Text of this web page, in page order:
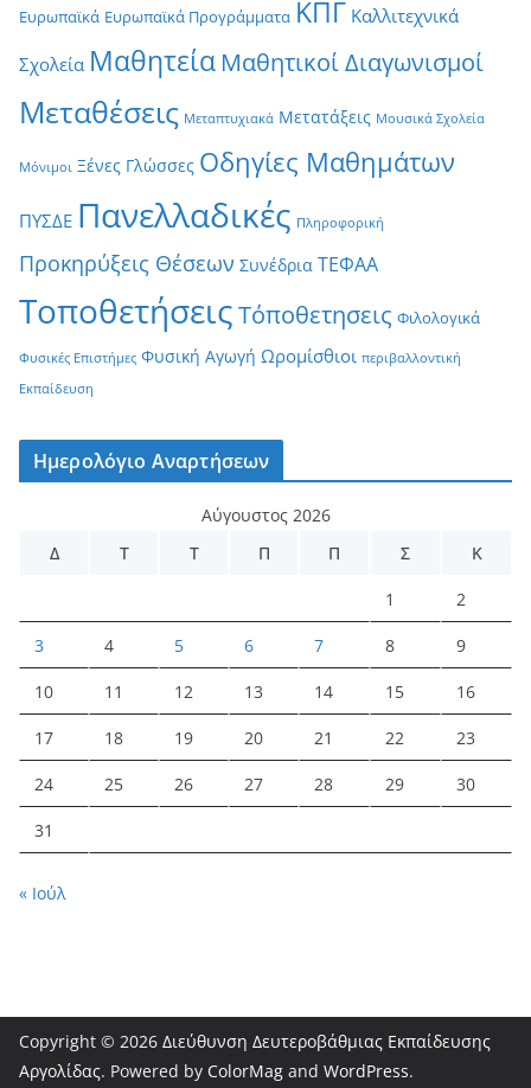
Ευρωπαϊκά Ευρωπαϊκά Προγράμματα ΚΠΓ Καλλιτεχνικά
Σχολεία Μαθητεία Μαθητικοί Διαγωνισμοί
Μεταθέσεις Μεταπτυχιακά Μετατάξεις Μουσικά Σχολεία
Μόνιμοι Ξένες Γλώσσες Οδηγίες Μαθημάτων
ΠΥΣΔΕ Πανελλαδικές Πληροφορική
Προκηρύξεις Θέσεων Συνέδρια ΤΕΦΑΑ
ΤοποθετήσειςΤόποθετησεις Φιλολογικά
Φυσικές Επιστήμες Φυσική Αγωγή Ωρομίσθιοι περιβαλλοντική
Εκπαίδευση
Ημερολόγιο Αναρτήσεων
Αύγουστος 2026
Δ
Τ Τ Π Π Σ Κ
1 2
3 4 5 6 7 8 9
10 11 12 13 14 15 16
17 18 19 20 21 22 23
24 25 26 27 28 29 30
31
« Ιούλ
Copyright © 2026 Διεύθυνση Δευτεροβάθμιας Εκπαίδευσης
Αργολίδας. Powered by ColorMag and WordPress.